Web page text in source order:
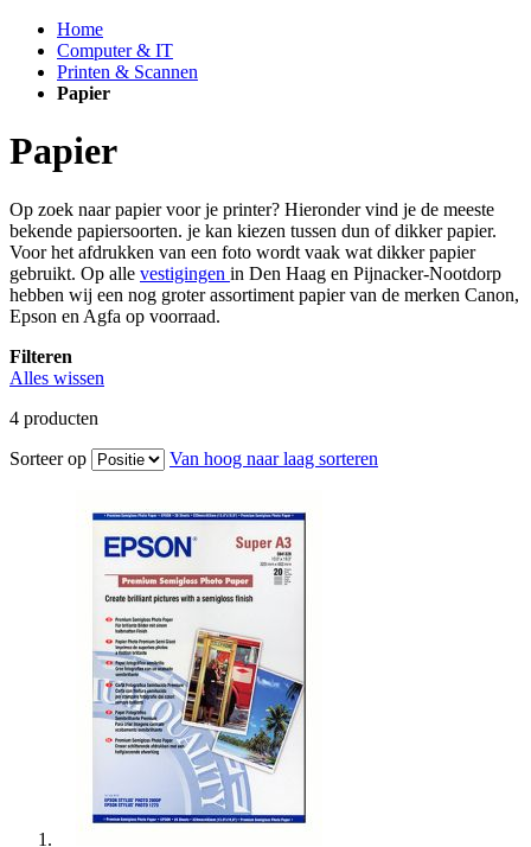
Home
Computer & IT
Printen & Scannen
Papier
Papier
Op zoek naar papier voor je printer? Hieronder vind je de meeste
bekende papiersoorten. je kan kiezen tussen dun of dikker papier.
Voor het afdrukken van een foto wordt vaak wat dikker papier
gebruikt. Op alle vestigingen in Den Haag en Pijnacker-Nootdorp
hebben wij een nog groter assortiment papier van de merken Canon,
Epson en Agfa op voorraad.
Filteren
Alles wissen
4 producten
Sorteer op
Van hoog naar laag sorteren